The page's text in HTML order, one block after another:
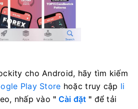
cho Android, hãy tìm kiếm
Play Store hoặc truy cập li
nhấp vào " Cài đặt " để tải